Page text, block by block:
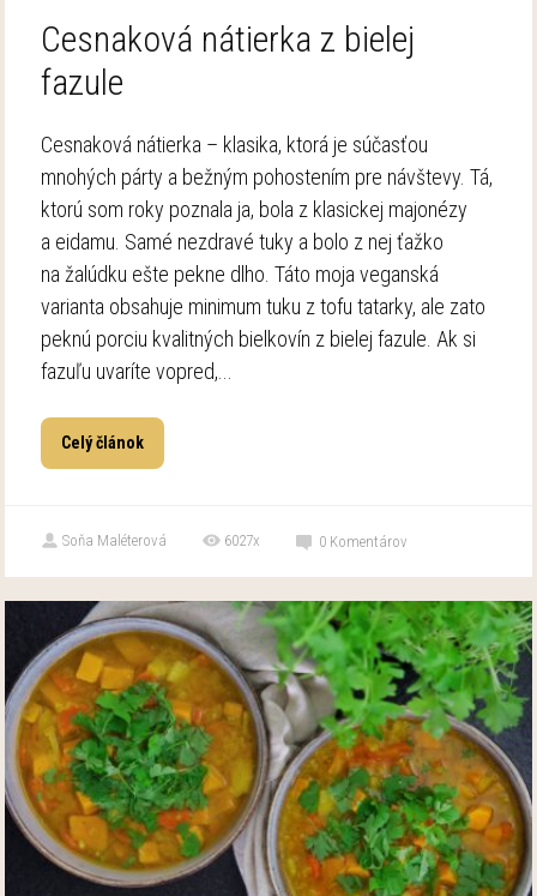
Cesnaková nátierka z bielej
fazule
Cesnaková nátierka – klasika, ktorá je súčasťou
mnohých párty a bežným pohostením pre návštevy. Tá,
ktorú som roky poznala ja, bola z klasickej majonézy
a eidamu. Samé nezdravé tuky a bolo z nej ťažko
na žalúdku ešte pekne dlho. Táto moja veganská
varianta obsahuje minimum tuku z tofu tatarky, ale zato
peknú porciu kvalitných bielkovín z bielej fazule. Ak si
fazuľu uvaríte vopred,...
Celý článok
Soňa Maléterová 6027x 0 Komentárov